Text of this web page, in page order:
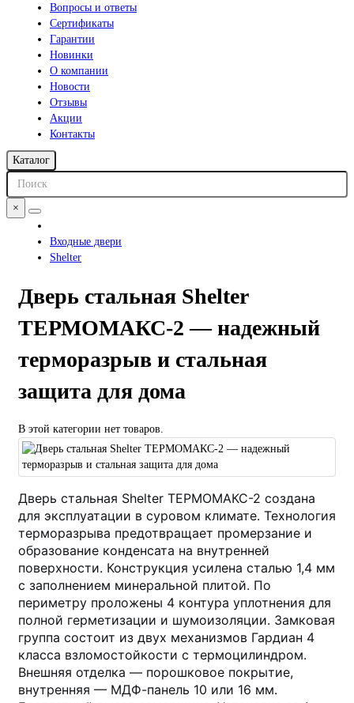
Вопросы и ответы
Сертификаты
Гарантии
Новинки
О компании
Новости
Отзывы
Акции
Контакты
Каталог
×
Входные двери
Shelter
Дверь стальная Shelter
ТЕРМОМАКС-2 — надежный
терморазрыв и стальная
защита для дома
В этой категории нет товаров.
Дверь стальная Shelter ТЕРМОМАКС-2 создана
для эксплуатации в суровом климате. Технология
терморазрыва предотвращает промерзание и
образование конденсата на внутренней
поверхности. Конструкция усилена сталью 1,4 мм
с заполнением минеральной плитой. По
периметру проложены 4 контура уплотнения для
полной герметизации и шумоизоляции. Замковая
группа состоит из двух механизмов Гардиан 4
класса взломостойкости с термоцилиндром.
Внешняя отделка — порошковое покрытие,
внутренняя — МДФ-панель 10 или 16 мм.